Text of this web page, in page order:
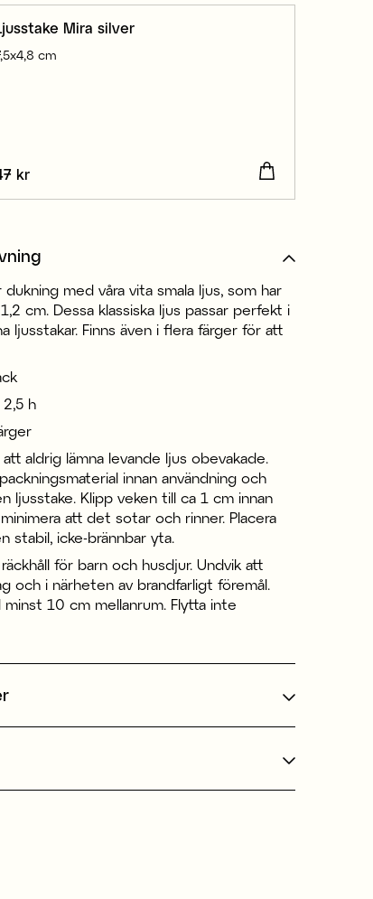
Mira silver
cm
:47 kr
kr
dukning med våra vita smala ljus, som har
cm. Dessa klassiska ljus passar perfekt i
ljusstakar. Finns även i flera färger för att
h
att aldrig lämna levande ljus obevakade.
innan användning och
ljusstake. Klipp veken till ca 1 cm innan
att det sotar och rinner. Placera
stabil, icke-brännbar yta.
för barn och husdjur. Undvik att
och i närheten av brandfarligt föremål.
minst 10 cm mellanrum. Flytta inte